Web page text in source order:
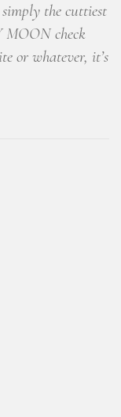
the cuttiest
MOON check
or whatever, it’s